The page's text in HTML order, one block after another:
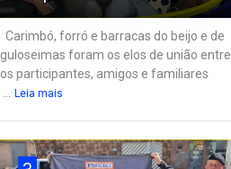
Carimbó, forró e barracas do beijo e de
guloseimas foram os elos de união entre
os participantes, amigos e familiares
... Leia mais